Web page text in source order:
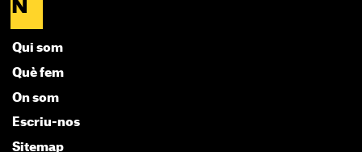
Qui som
Què fem
On som
Escriu-nos
Sitemap